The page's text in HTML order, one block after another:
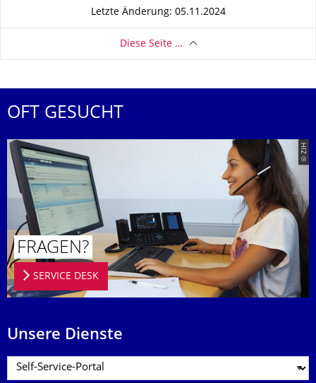
Letzte Änderung: 05.11.2024
Diese Seite …
OFT GESUCHT
© ZIH
FRAGEN?
SERVICE DESK
Unsere Dienste